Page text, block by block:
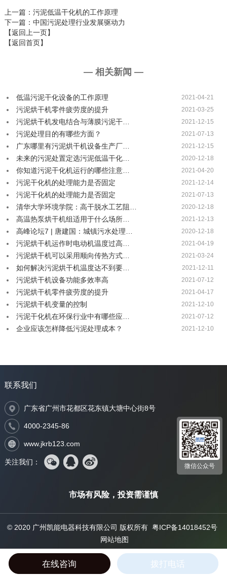
上一篇：污泥低温干化机的工作原理
下一篇：中国污泥处理行业发展驱动力
【返回上一页】
【返回首页】
— 相关新闻 —
低温污泥干化设备的工作原理 2021-04-21
污泥烘干机零件疲劳度的提升 2021-03-25
污泥烘干机发电结合与薄膜污泥干… 2021-12-15
污泥处理目的有哪些方面？ 2021-07-13
广东哪里有污泥烘干机设备生产厂… 2021-12-15
未来的污泥处置定选污泥低温干化… 2020-12-18
你知道污泥干化机运行的哪些注意… 2021-04-20
污泥干化机的处理能力是否固定 2021-12-14
污泥干化机的处理能力是否固定 2021-07-13
清华大学环境学院：高干脱水工艺阻… 2020-12-18
高温热泵烘干机组适用于什么场所… 2021-12-13
高峰论坛7 | 唐建国：城镇污水处理… 2020-12-18
污泥烘干机运作时电动机温度过高… 2021-04-19
污泥烘干机可以采用顺向传热方式… 2021-03-24
如何解决污泥烘干机温度达不到要… 2021-12-11
污泥烘干机设备功能多效率高 2021-07-12
污泥烘干机零件疲劳度的提升 2021-04-17
污泥烘干机变量的控制 2021-12-10
污泥干化机在环保行业中有哪些应… 2021-07-12
企业应该怎样降低污泥处理成本？ 2021-12-10
联系我们
广东省广州市花都区花东镇大塘中心街8号
4000-2345-86
www.jkrb123.com
关注我们： 微信公众号
市场有风险，投资需谨慎
© 2020 广州凯能电器科技有限公司 版权所有 粤ICP备14018452号
网站地图
在线咨询 拨打电话